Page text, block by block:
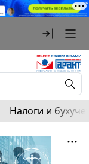
Налоги и